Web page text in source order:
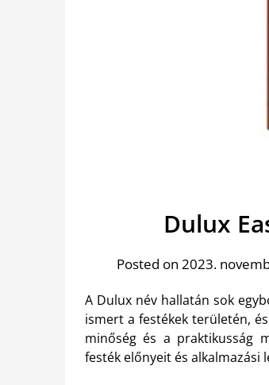
Dulux
Posted on 2023.
A Dulux név hallatán sok
ismert a festékek területén,
minőség és a praktikusság
festék előnyeit és alkalmazási